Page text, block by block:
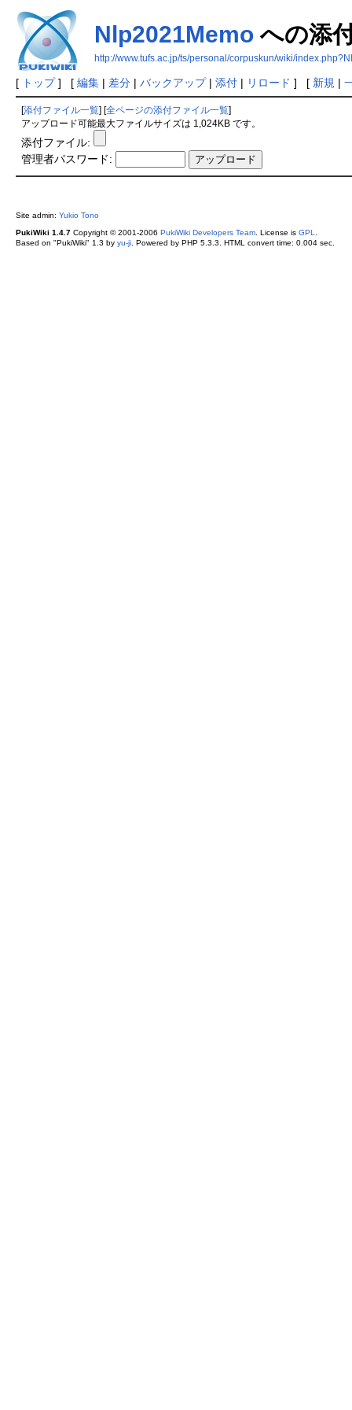
Nlp2021Memoへの添
http://www.tufs.ac.jp/ts/personal/corpuskun/wiki/
[ トップ] [ 編集| 差分| バックアップ| 添付| リロード ] [ 新規 |
添付ファイル一覧 全ページの添付ファイル一覧
アップロード可能最大ファイルサイズは 1,024KB です。
添付ファイル:
管理者パスワード:
Site admin: Yukio Tono
PukiWiki 1.4.7Copyright © 2001-2006 PukiWiki Developers Team. License is GPL
Based on "PukiWiki" 1.3 by yu-ji. Powered by PHP 5.3.3. HTML convert time: 0.004 sec.